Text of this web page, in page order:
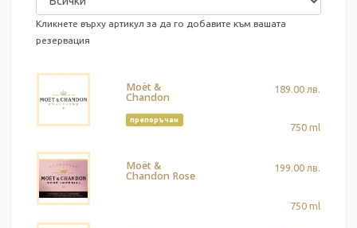
Кликнете върху артикул за да го добавите към вашата
резервация
Moët &
Chandon
189.00 лв.
препоръчан
750 ml
Moët &
Chandon Rose
199.00 лв.
750 ml